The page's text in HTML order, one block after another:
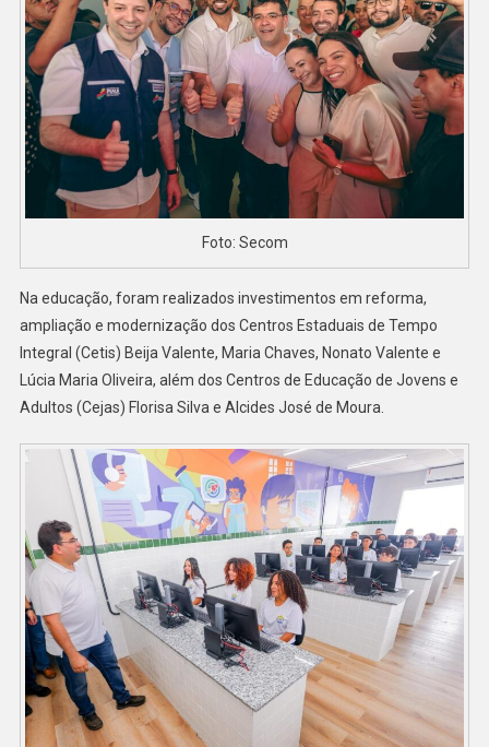
Foto: Secom
Na educação, foram realizados investimentos em reforma,
ampliação e modernização dos Centros Estaduais de Tempo
Integral (Cetis) Beija Valente, Maria Chaves, Nonato Valente e
Lúcia Maria Oliveira, além dos Centros de Educação de Jovens e
Adultos (Cejas) Florisa Silva e Alcides José de Moura.